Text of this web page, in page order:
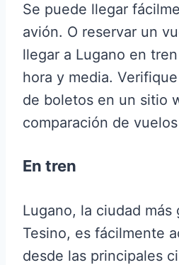
Se puede llegar
avión. O reservar un
llegar a Lugano en
hora y media.
de boletos en un sitio
comparación de
En tren
Lugano, la ciudad más
Tesino, es fácilmente
desde las principales